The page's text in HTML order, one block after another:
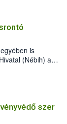
is
(Nébih) a
jelenlétét. A
de már fertőzött
a szlovák
érdekében.
szer